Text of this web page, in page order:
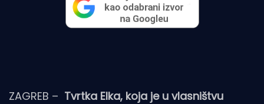
ZAGREB – Tvrtka Elka, koja je u vlasništvu